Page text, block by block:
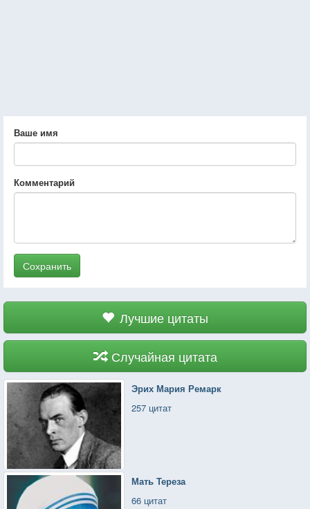
Ваше имя
Комментарий
Сохранить
Лучшие цитаты
Случайная цитата
Эрих Мария Ремарк
257 цитат
Мать Тереза
66 цитат